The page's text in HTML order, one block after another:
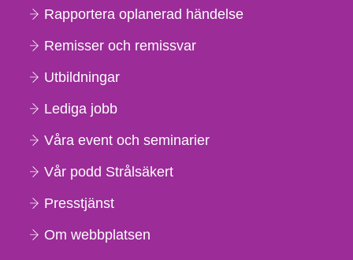
Rapportera oplanerad händelse
Remisser och remissvar
Utbildningar
Lediga jobb
Våra event och seminarier
Vår podd Strålsäkert
Presstjänst
Om webbplatsen